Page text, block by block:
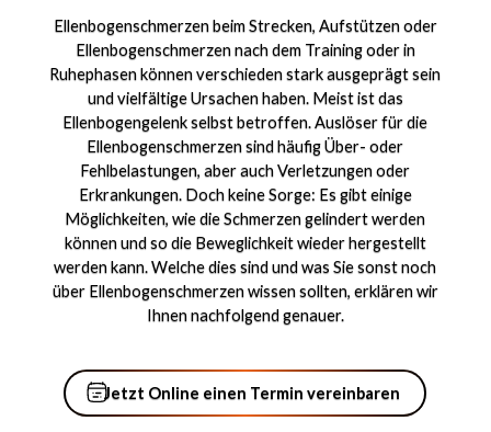
Ellenbogenschmerzen beim Strecken, Aufstützen oder
Ellenbogenschmerzen nach dem Training oder in
Ruhephasen können verschieden stark ausgeprägt sein
und vielfältige Ursachen haben. Meist ist das
Ellenbogengelenk selbst betroffen. Auslöser für die
Ellenbogenschmerzen sind häufig Über- oder
Fehlbelastungen, aber auch Verletzungen oder
Erkrankungen. Doch keine Sorge: Es gibt einige
Möglichkeiten, wie die Schmerzen gelindert werden
können und so die Beweglichkeit wieder hergestellt
werden kann. Welche dies sind und was Sie sonst noch
über Ellenbogenschmerzen wissen sollten, erklären wir
Ihnen nachfolgend genauer.
Jetzt Online einen Termin vereinbaren
Jetzt Online einen Termin